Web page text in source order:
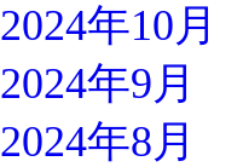
2024年10月
2024年9月
2024年8月